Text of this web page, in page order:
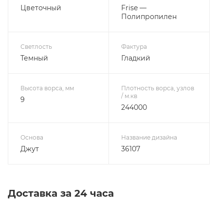
Цветочный
Frise —
Полипропилен
Светлость
Темный
Фактура
Гладкий
Высота ворса, мм
9
Плотность ворса, узлов
/ м.кв
244000
Основа
Джут
Название дизайна
36107
Доставка за 24 часа